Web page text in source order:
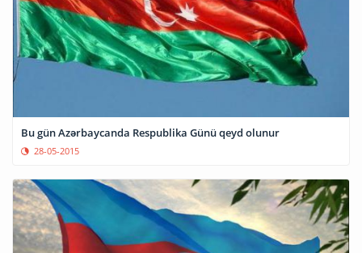
​Bu gün Azərbaycanda Respublika Günü qeyd olunur
28-05-2015